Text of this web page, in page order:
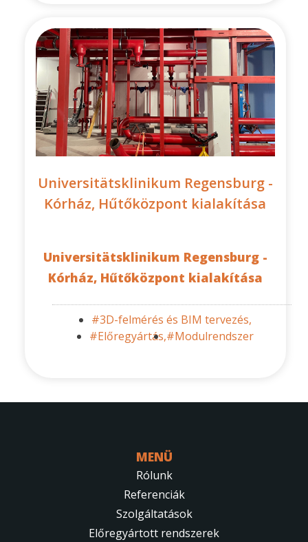
Universitätsklinikum Regensburg -
Kórház, Hűtőközpont kialakítása
Universitätsklinikum Regensburg -
Kórház, Hűtőközpont kialakítása
#3D-felmérés és BIM tervezés,
#Előregyártás,#Modulrendszer
MENÜ
Rólunk
Referenciák
Szolgáltatások
Előregyártott rendszerek